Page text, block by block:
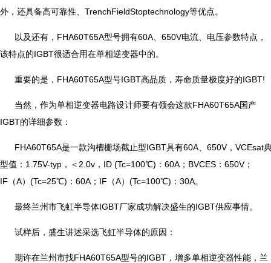
外，还具备高可靠性、TrenchFieldStoptechnology等优点。
以及还有，FHA60T65A型号拥有60A、650V电流、电压参数特点，
该特点的IGBT很适合用在单相逆变器中的。
重要的是，FHA60T65A型号IGBT高品质，寿命质量极度好的IGBT!
当然，作为单相逆变器电路设计师要有领会这款FHA60T65A国产
IGBT的详细参数：
FHA60T65A是一款沟槽栅场截止型IGBT具有60A、650V，VCEsat
型值：1.75V-typ，＜2.0v，ID (Tc=100℃)：60A；BVCES：650V；
IF（A）(Tc=25℃)：60A；IF（A）(Tc=100℃)：30A。
最终兰州市飞虹半导体IGBT厂家成功解决盛生的IGBT供应事情。
试样后，盛生讲述采选飞虹半导体的原因：
期许在兰州市找FHA60T65A型号的IGBT，增多单相逆变器性能，兰